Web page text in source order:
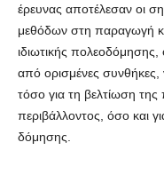
έρευνας αποτέλεσαν οι
μεθόδων στη παραγωγή
ιδιωτικής πολεοδόμησης,
από ορισμένες συνθήκες,
τόσο για τη βελτίωση της
περιβάλλοντος, όσο και
δόμησης.